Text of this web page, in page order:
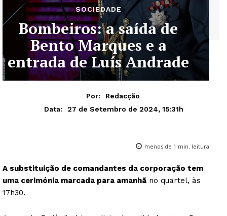
SOCIEDADE
Bombeiros: a saída de
Bento Marques e a
entrada de Luís Andrade
Por:
Redacção
Data:
27 de Setembro de 2024, 15:31h
menos de 1 min. leitura
A substituição de comandantes da corporação tem
uma cerimónia marcada para amanhã no quartel, às
17h30.